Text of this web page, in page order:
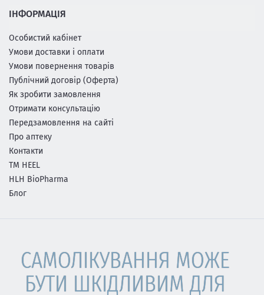
ІНФОРМАЦІЯ
Особистий кабінет
Умови доставки і оплати
Умови повернення товарів
Публічний договір (Оферта)
Як зробити замовлення
Отримати консультацію
Передзамовлення на сайті
Про аптеку
Контакти
ТМ HEEL
HLH BioPharma
Блог
САМОЛІКУВАННЯ МОЖЕ
БУТИ ШКІДЛИВИМ ДЛЯ